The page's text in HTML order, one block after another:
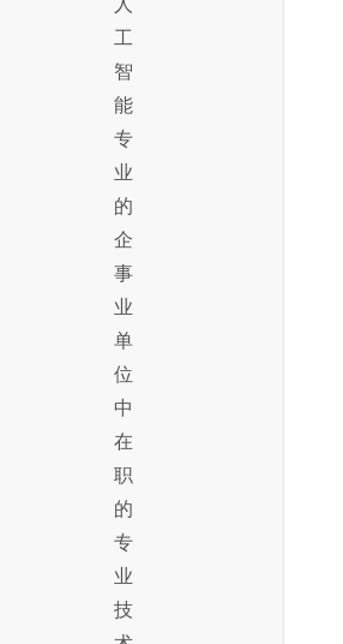
工
智
能
专
业
的
企
事
业
单
位
中
在
职
的
专
业
技